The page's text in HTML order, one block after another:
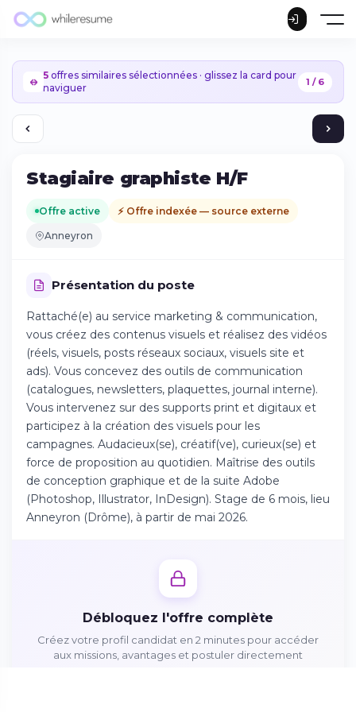
5 offres similaires sélectionnées · glissez la card pour
naviguer
1 / 6
Stagiaire graphiste H/F
Offre active ⚡ Offre indexée — source externe
Anneyron
Présentation du poste
Rattaché(e) au service marketing & communication,
vous créez des contenus visuels et réalisez des vidéos
(réels, visuels, posts réseaux sociaux, visuels site et
ads). Vous concevez des outils de communication
(catalogues, newsletters, plaquettes, journal interne).
Vous intervenez sur des supports print et digitaux et
participez à la création des visuels pour les
campagnes. Audacieux(se), créatif(ve), curieux(se) et
force de proposition au quotidien. Maîtrise des outils
de conception graphique et de la suite Adobe
(Photoshop, Illustrator, InDesign). Stage de 6 mois, lieu
Anneyron (Drôme), à partir de mai 2026.
Débloquez l'offre complète
Créez votre profil candidat en 2 minutes pour accéder
aux missions, avantages et postuler directement
Téléchargez l'app sur l'App Store
Continuer sur Android
Téléchargez l'app sur Google Play
Se connecter sur le web